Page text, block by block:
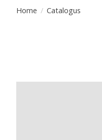
Home / Catalogus